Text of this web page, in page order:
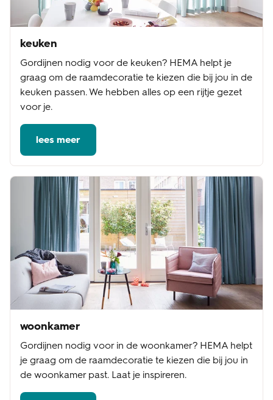
keuken
Gordijnen nodig voor de keuken? HEMA helpt je
graag om de raamdecoratie te kiezen die bij jou in de
keuken passen. We hebben alles op een rijtje gezet
voor je.
lees meer
woonkamer
Gordijnen nodig voor in de woonkamer? HEMA helpt
je graag om de raamdecoratie te kiezen die bij jou in
de woonkamer past. Laat je inspireren.